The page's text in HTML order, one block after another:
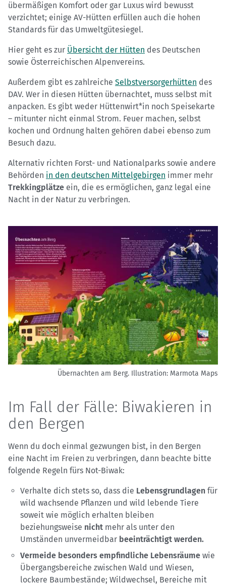
übermäßigen Komfort oder gar Luxus wird bewusst
verzichtet; einige AV-Hütten erfüllen auch die hohen
Standards für das Umweltgütesiegel.
Hier geht es zur Übersicht der Hütten des Deutschen
sowie Österreichischen Alpenvereins.
Außerdem gibt es zahlreiche Selbstversorgerhütten des
DAV. Wer in diesen Hütten übernachtet, muss selbst mit
anpacken. Es gibt weder Hüttenwirt*in noch Speisekarte
– mitunter nicht einmal Strom. Feuer machen, selbst
kochen und Ordnung halten gehören dabei ebenso zum
Besuch dazu.
Alternativ richten Forst- und Nationalparks sowie andere
Behörden in den deutschen Mittelgebirgen immer mehr
Trekkingplätze ein, die es ermöglichen, ganz legal eine
Nacht in der Natur zu verbringen.
Übernachten am Berg. Illustration: Marmota Maps
Im Fall der Fälle: Biwakieren in
den Bergen
Wenn du doch einmal gezwungen bist, in den Bergen
eine Nacht im Freien zu verbringen, dann beachte bitte
folgende Regeln fürs Not-Biwak:
Verhalte dich stets so, dass die Lebensgrundlagen für
wild wachsende Pflanzen und wild lebende Tiere
soweit wie möglich erhalten bleiben
beziehungsweise nicht mehr als unter den
Umständen unvermeidbar beeinträchtigt werden.
Vermeide besonders empfindliche Lebensräume wie
Übergangsbereiche zwischen Wald und Wiesen,
lockere Baumbestände; Wildwechsel, Bereiche mit